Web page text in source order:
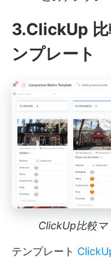
3.ClickUp
ンプレート
ClickUp比較マ
テンプレート